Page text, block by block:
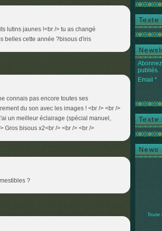
lutins jaunes !<br /> tu as changé
belles cette année ?bisous d'iris
connais pas encore toutes ses
du son avec les images ! <br /> <br />
un meilleur éclairage (spécial manuel,
Gros bisous x2<br /> <br /> <br />
?
Texte
publiés.
Email
Texte
News
Toute